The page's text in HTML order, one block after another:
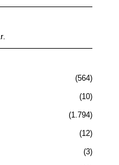
564
10
1.794
12
3